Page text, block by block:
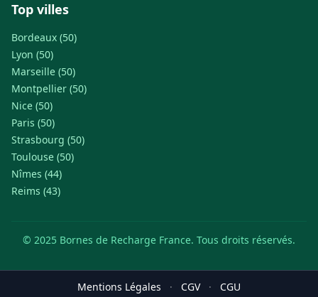
Top villes
Bordeaux (50)
Lyon (50)
Marseille (50)
Montpellier (50)
Nice (50)
Paris (50)
Strasbourg (50)
Toulouse (50)
Nîmes (44)
Reims (43)
© 2025 Bornes de Recharge France. Tous droits réservés.
Mentions Légales · CGV · CGU